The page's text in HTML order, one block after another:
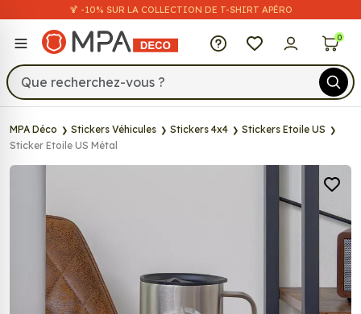
🍹 -10% SUR LA COLLECTION DE T-SHIRT APÉRO
MPA Déco 0
MPA Déco Stickers Véhicules Stickers 4x4
Stickers Etoile US
Sticker Etoile US Métal